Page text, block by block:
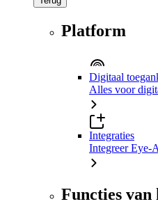
Platform
Digitaal
Alles voor
Integraties
Integreer Eye-
Functies van